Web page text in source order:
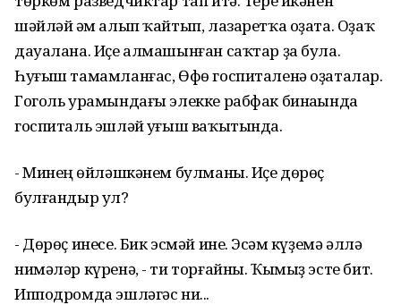
шәйләй һәм алып ҡайтып, лазаретҡа оҙата. Оҙаҡ
дауалана. Иҫе алмашынған саҡтар ҙа була.
Һуғыш тамамланғас, Өфө госпиталенә оҙаталар.
Гоголь урамындағы элекке рабфак бинаһында
госпиталь эшләй һуғыш ваҡытында.
- Минең һөйләшкәнем булманы. Иҫе дөрөҫ
булғандыр ул?
- Дөрөҫ инесе. Бик эсмәй ине. Эсһәм күҙемә әллә
нимәләр күренә, - ти торғайны. Ҡымыҙ эсте бит.
Ипподромда эшләгәс ни...